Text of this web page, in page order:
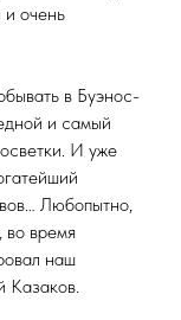
и очень
в Буэнос-
и самый
И уже
Любопытно,
во время
наш
Казаков.